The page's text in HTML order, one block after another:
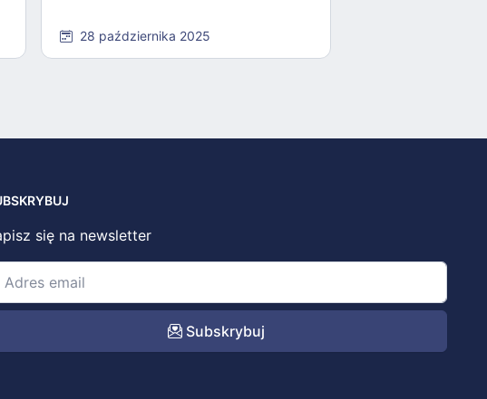
28 października 2025
się na newsletter
Subskrybuj